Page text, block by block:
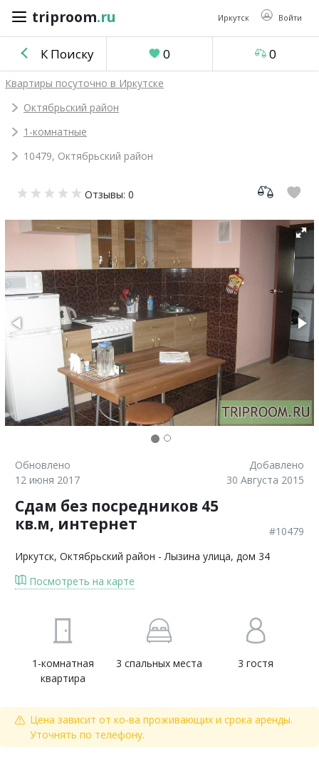
triproom.ru Иркутск Войти
triproom .ru
Российский
Войти / Зарегистрироваться
объявление
К Поиску 0 0
Квартиры посуточно в Иркутске
Октябрьский район
1-комнатные
10479, Октябрьский район
Отзывы: 0
Обновлено
12 июня 2017
Добавлено
30 Августа 2015
Сдам без посредников 45
кв.м, интернет
#10479
Иркутск, Октябрьский район - Лызина улица, дом 34
Посмотреть на карте
1-комнатная
квартира
3 спальных места 3 гостя
Цена зависит от ко-ва проживающих и срока аренды.
Уточнять по телефону.